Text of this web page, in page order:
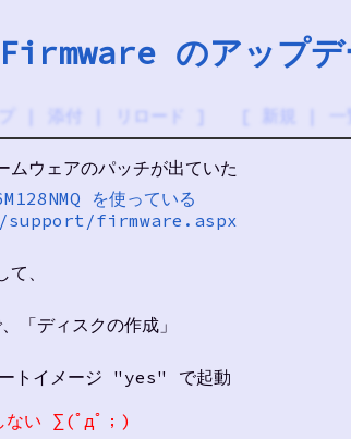
のアップデ
添付 リロード
ウェアのパッチが出ていた
を使っている
firmware.aspx
、
「ディスクの作成」
トイメージ "yes" で起動
ない ∑(ﾟдﾟ；)